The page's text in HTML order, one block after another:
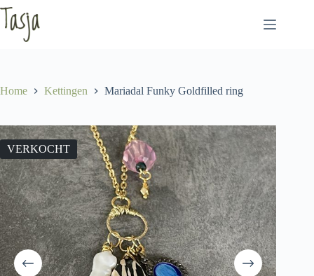
Ga
naar
de
inhoud
Home Kettingen Mariadal Funky Goldfilled ring
VERKOCHT